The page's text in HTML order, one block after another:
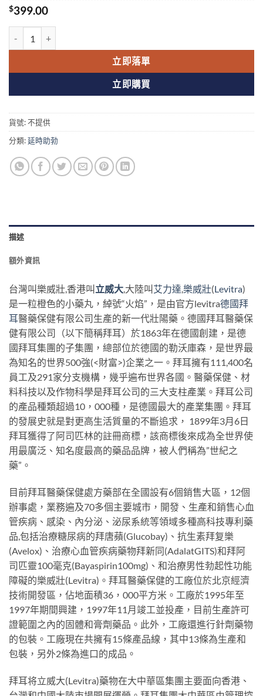
$399.00
立即落單
立即購買
貨號:不提供
分類:延時助勃
描述
額外資訊
台灣叫樂威壯,香港叫立威大,大陸叫艾力達,樂威壯(Levitra)
是一粒橙色的小藥丸，綽號“火焰”，是由官方levitra德國拜
耳醫藥保健有限公司生產的新一代壯陽藥。德國拜耳醫藥保
健有限公司（以下簡稱拜耳）於1863年在德國創建，是德
國拜耳集團的子集團，總部位於德國的勒沃庫森，是世界最
為知名的世界500強(<財富>)企業之一。拜耳擁有111,400名
員工及291家分支機構，幾乎遍布世界各國。醫藥保健、材
料科技以及作物科學是拜耳公司的三大支柱產業。拜耳公司
的產品種類超過10，000種，是德國最大的產業集團。拜耳
的發展史就是對更高生活質量的不斷追求， 1899年3月6日
拜耳獲得了阿司匹林的註冊商標，該商標後來成為全世界使
用最廣泛、知名度最高的藥品品牌，被人們稱為”世紀之
藥”。
目前拜耳醫藥保健處方藥部在全國設有6個銷售大區，12個
辦事處，業務遍及70多個主要城市，開發、生產和銷售心血
管疾病、感染、內分泌、泌尿系統等領域多種高科技專利藥
品,包括治療糖尿病的拜唐蘋(Glucobay)、抗生素拜复樂
(Avelox)、治療心血管疾病藥物拜新同(AdalatGITS)和拜阿
司匹靈100毫克(Bayaspirin100mg)、和治療男性勃起性功能
障礙的樂威壯(Levitra)。拜耳醫藥保健的工廠位於北京經濟
技術開發區，佔地面積36，000平方米。工廠於1995年至
1997年期間興建，1997年11月竣工並投產，目前生產許可
證範圍之內的固體和膏劑藥品。此外，工廠還進行針劑藥物
的包裝。工廠現在共擁有15條產品線，其中13條為生產和
包裝，另外2條為進口的成品。
拜耳将立威大(Levitra)藥物在大中華區集團主要面向香港、